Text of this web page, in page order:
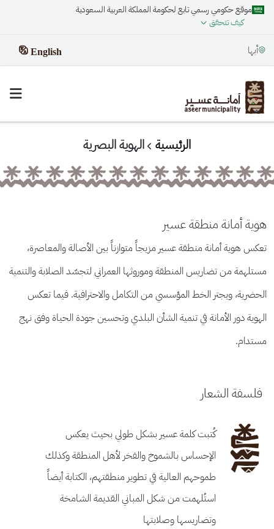
حكومي رسمي تابع لحكومة المملكة العربية السعودية
كيف تتحقق
English
الرئيسية الهوية البصرية
أمانة منطقة عسير
أمانة منطقة عسير مزيجاً متوازناً بين الأصالة والمعاصرة،
من تضاريس المنطقة وموروثها العمراني لتجسّد الصلابة والتنمية
ويجتر الخط المؤسسي من التكامل والاحترافية. فيما تعكس
دور الأمانة في تنمية الشأن البلدي وتحسين جودة الحياة وفق نهج
الشعار
كُتبت كلمة عسير بشكل طولي بحيث يعكس
الإحساس بالشموخ والفخر لأهل المنطقة وكذلك
طموحهم العالية في تطوير منطقتهم، الكتابة أيضاً
استُلهمت من شكل المباني القديمة الشامخة
وتضاريسها وصلابتها